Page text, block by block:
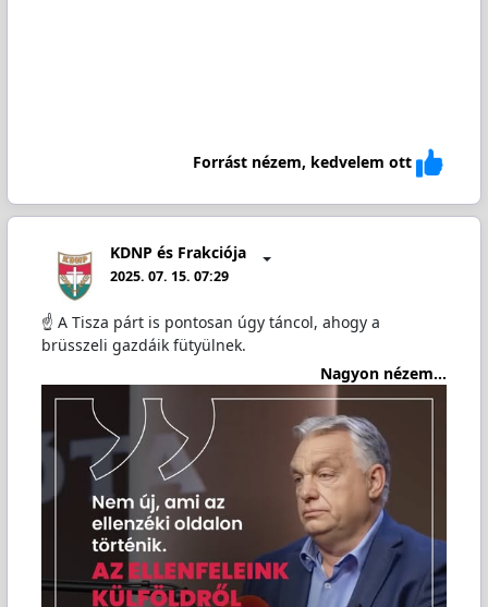
Forrást nézem, kedvelem ott
KDNP és Frakciója
2025. 07. 15. 07:29
☝ A Tisza párt is pontosan úgy táncol, ahogy a
brüsszeli gazdáik fütyülnek.
Nagyon nézem...